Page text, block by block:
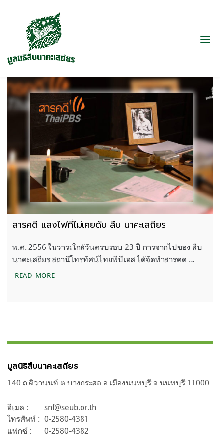
สารคดี แสงไฟที่ไม่เคยดับ สืบ นาคะเสถียร
พ.ศ. 2556 ในวาระใกล้วันครบรอบ 23 ปี การจากไปของ สืบ
นาคะเสถียร สถานีโทรทัศน์ไทยพีบีเอส ได้จัดทำสารคด …
READ MOREสารคดี แสงไฟที่ไม่เคยดับ สืบ นาคะเสถียร
มูลนิธิสืบนาคะเสถียร
140 ถ.ติวานนท์ ต.บางกระสอ อ.เมืองนนทบุรี จ.นนทบุรี 11000
อีเมล :
snf@seub.or.th
โทรศัพท์ : 0-2580-4381
แฟกซ์ :
0-2580-4382